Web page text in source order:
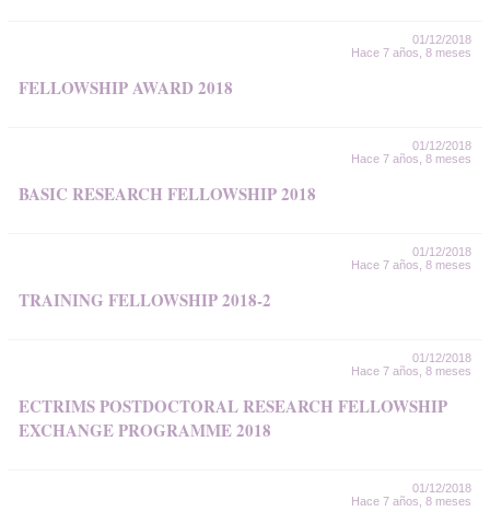
01/12/2018
Hace 7 años, 8 meses
FELLOWSHIP AWARD 2018
01/12/2018
Hace 7 años, 8 meses
BASIC RESEARCH FELLOWSHIP 2018
01/12/2018
Hace 7 años, 8 meses
TRAINING FELLOWSHIP 2018-2
01/12/2018
Hace 7 años, 8 meses
ECTRIMS POSTDOCTORAL RESEARCH FELLOWSHIP
EXCHANGE PROGRAMME 2018
01/12/2018
Hace 7 años, 8 meses